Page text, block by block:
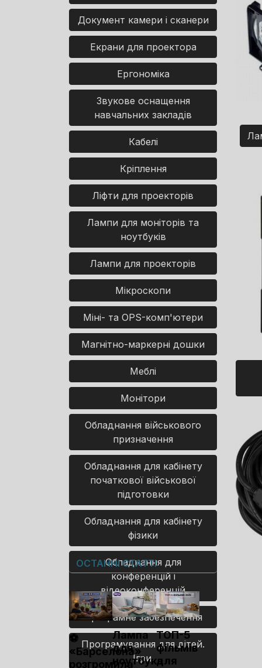
Документ камери і сканери
Екрани для проектора
Ергономіка
Звукове оснащення
навчальних закладів
Кабелі
Кріплення
Ліфти для проекторів
Лампи для моніторів та
ноутбуків
Лампи для проекторів
Мікроскопи
Міні- та OPS-комп'ютери
Магнітно-маркерні дошки
Меблі
Монітори
Обладнання військового
призначення
Обладнання для кабінету
початкової військової
підготовки
Обладнання для кабінету
фізики
Обладнання для
конференцій і
відеоконференцій
Програмне забезпечення
Програмування для дітей.
Ігри.
ОСТАННІ СТАТТІ
⚽
«Барселона»
розгромила
Лампа
для
ноутбука
ТОП-5
фільмів
для